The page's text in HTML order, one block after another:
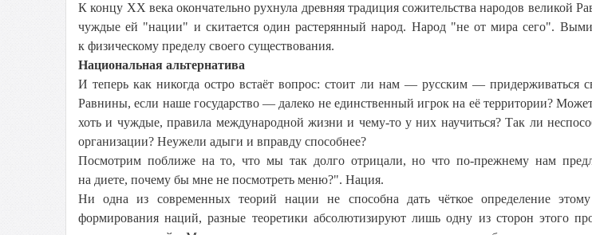
К концу ХХ века окончательно рухнула древняя традиция сожительства народов великой
чуждые ей "нации" и скитается один растерянный народ. Народ "не от мира сего".
к физическому пределу своего существования.
Национальная альтернатива
И теперь как никогда остро встаёт вопрос: стоит ли нам — русским — придерживаться
Равнины, если наше государство — далеко не единственный игрок на её территории?
хоть и чуждые, правила международной жизни и чему-то у них научиться? Так ли
организации? Неужели адыги и вправду способнее?
Посмотрим поближе на то, что мы так долго отрицали, но что по-прежнему нам
на диете, почему бы мне не посмотреть меню?". Нация.
Ни одна из современных теорий нации не способна дать чёткое определение
формирования наций, разные теоретики абсолютизируют лишь одну из сторон этого